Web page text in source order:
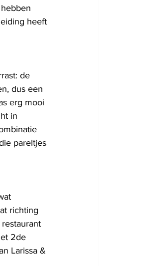
heeft
de
dus een
erg mooi
in
pareltjes
richting
2de
Larissa &